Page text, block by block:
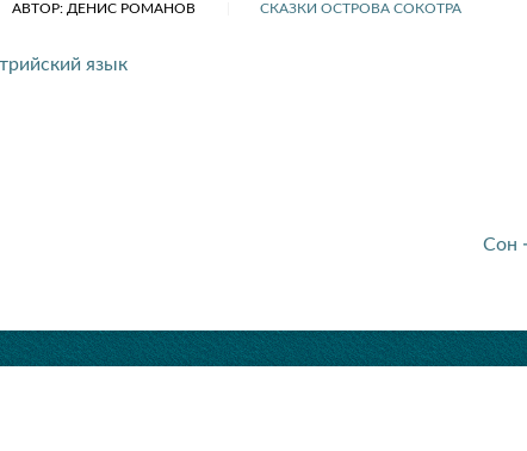
АВТОР: ДЕНИС РОМАНОВ СКАЗКИ ОСТРОВА СОКОТРА
язык
Сон